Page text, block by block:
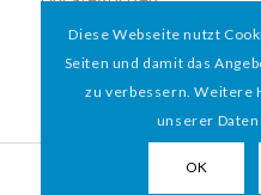
Vereinsleben
MIT HERZ
Diese Webseite nutzt
Seiten und damit das
zu verbessern. Weitere
unserer
OK